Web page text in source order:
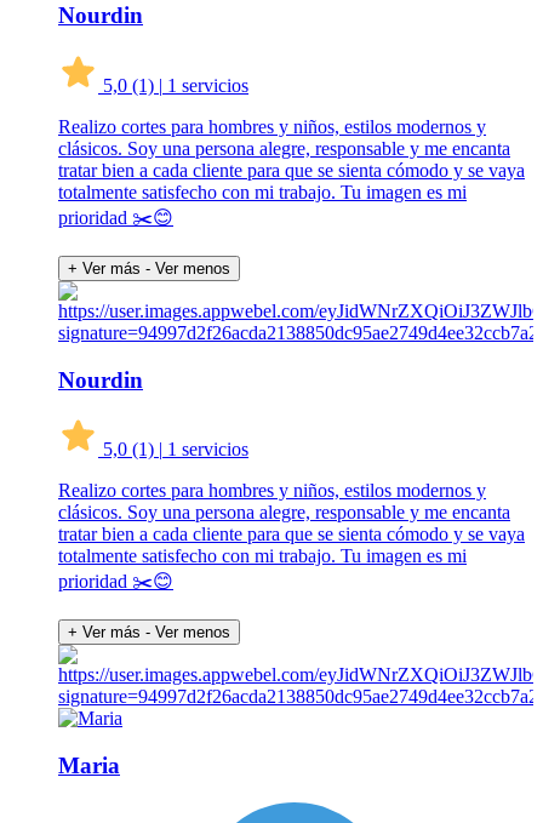
Nourdin
5,0 (1) | 1 servicios
Realizo cortes para hombres y niños, estilos modernos y
clásicos. Soy una persona alegre, responsable y me encanta
tratar bien a cada cliente para que se sienta cómodo y se vaya
totalmente satisfecho con mi trabajo. Tu imagen es mi
prioridad ✂️😊
+ Ver más - Ver menos
Nourdin
5,0 (1) | 1 servicios
Realizo cortes para hombres y niños, estilos modernos y
clásicos. Soy una persona alegre, responsable y me encanta
tratar bien a cada cliente para que se sienta cómodo y se vaya
totalmente satisfecho con mi trabajo. Tu imagen es mi
prioridad ✂️😊
+ Ver más - Ver menos
Maria